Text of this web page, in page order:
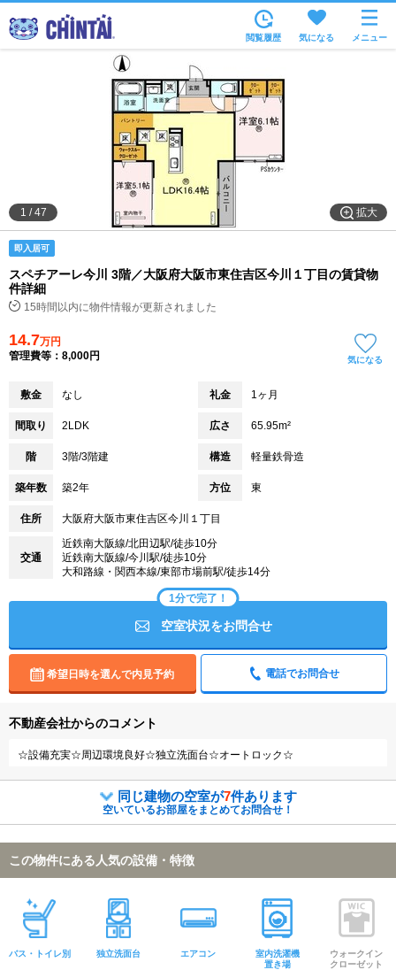
住所から
家賃相場から
通勤通学時間から
物件特集から
不動産会社から
閲覧履歴 気になる メニュー
拡大
1 /47
即入居可
スペチアーレ今川 3階／大阪府大阪市東住吉区今川１丁目の賃貸物
件詳細
15時間以内に物件情報が更新されました
14.7万円
管理費等：8,000円
気になる
敷金 なし 礼金 1ヶ月
間取り 2LDK 広さ 65.95m²
階 3階/3階建 構造 軽量鉄骨造
築年数 築2年 方位 東
住所 大阪府大阪市東住吉区今川１丁目
交通
近鉄南大阪線/北田辺駅/徒歩10分
近鉄南大阪線/今川駅/徒歩10分
大和路線・関西本線/東部市場前駅/徒歩14分
1分で完了！
空室状況をお問合せ
希望日時を選んで内見予約 電話でお問合せ
不動産会社からのコメント
☆設備充実☆周辺環境良好☆独立洗面台☆オートロック☆
同じ建物の空室が7件あります
空いているお部屋をまとめてお問合せ！
この物件にある人気の設備・特徴
バス・トイレ別 独立洗面台 エアコン
室内洗濯機
置き場
ウォークイン
クローゼット